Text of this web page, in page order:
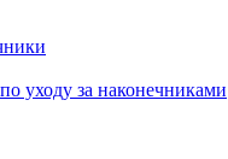
уходу за наконечниками